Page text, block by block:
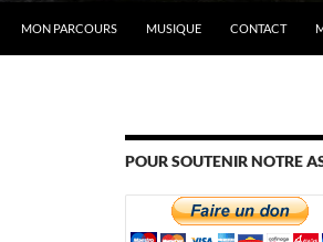
MON PARCOURS MUSIQUE CONTACT
POUR SOUTENIR NOTRE